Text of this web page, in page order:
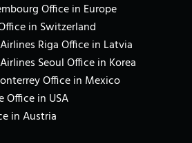
Office in Europe
in Switzerland
Riga Office in Latvia
Seoul Office in Korea
Office in Mexico
in USA
in Austria